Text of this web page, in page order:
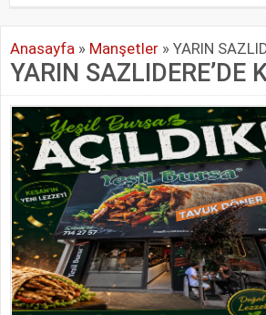
Anasayfa » Manşetler » YARIN
YARIN SAZLIDERE’DE